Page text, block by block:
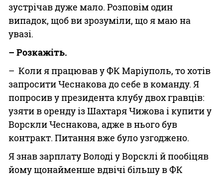
зустрічав дуже мало. Розповім один
випадок, щоб ви зрозуміли, що я маю на
увазі.
– Розкажіть.
– Коли я працював у ФК Маріуполь, то хотів
запросити Чеснакова до себе в команду. Я
попросив у президента клубу двох гравців:
узяти в оренду із Шахтаря Чижова і купити у
Ворскли Чеснакова, адже в нього був
контракт. Питання вже було узгоджено.
Я знав зарплату Володі у Ворсклі й пообіцяв
йому щонайменше вдвічі більшу в ФК